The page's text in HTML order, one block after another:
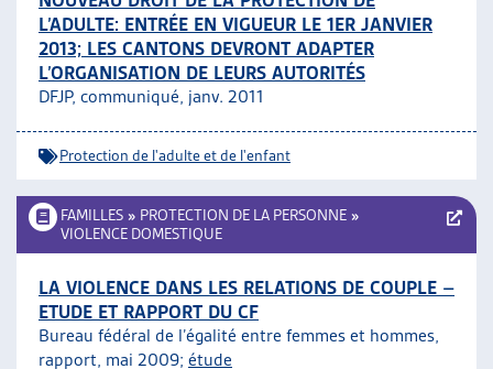
L’ADULTE: ENTRÉE EN VIGUEUR LE 1ER JANVIER
2013; LES CANTONS DEVRONT ADAPTER
L’ORGANISATION DE LEURS AUTORITÉS
DFJP, communiqué, janv. 2011
Protection de l'adulte et de l'enfant
FAMILLES » PROTECTION DE LA PERSONNE »
VIOLENCE DOMESTIQUE
LA VIOLENCE DANS LES RELATIONS DE COUPLE –
ETUDE ET RAPPORT DU CF
Bureau fédéral de l’égalité entre femmes et hommes,
rapport, mai 2009; étude